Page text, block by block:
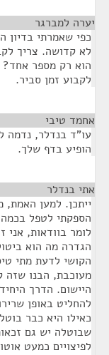
יערה למברגר
לא קדושה. צריך
הוא רק מספר אחד?
לקבוע זמן סביר.
אחמד טיבי
הופיע בדף שלך.
אתי בנדלר
ייתכן. למען
הספקתי לטפל
לומר בוודאות,
הגדרה מה הוא
הקושי לדעת מתי
מעוכבת, הבנו שזה
היישום. הדרך
להחליט באופן
כאילו היא כבר
שבוטלה יש גם
לפיצויים כמעט